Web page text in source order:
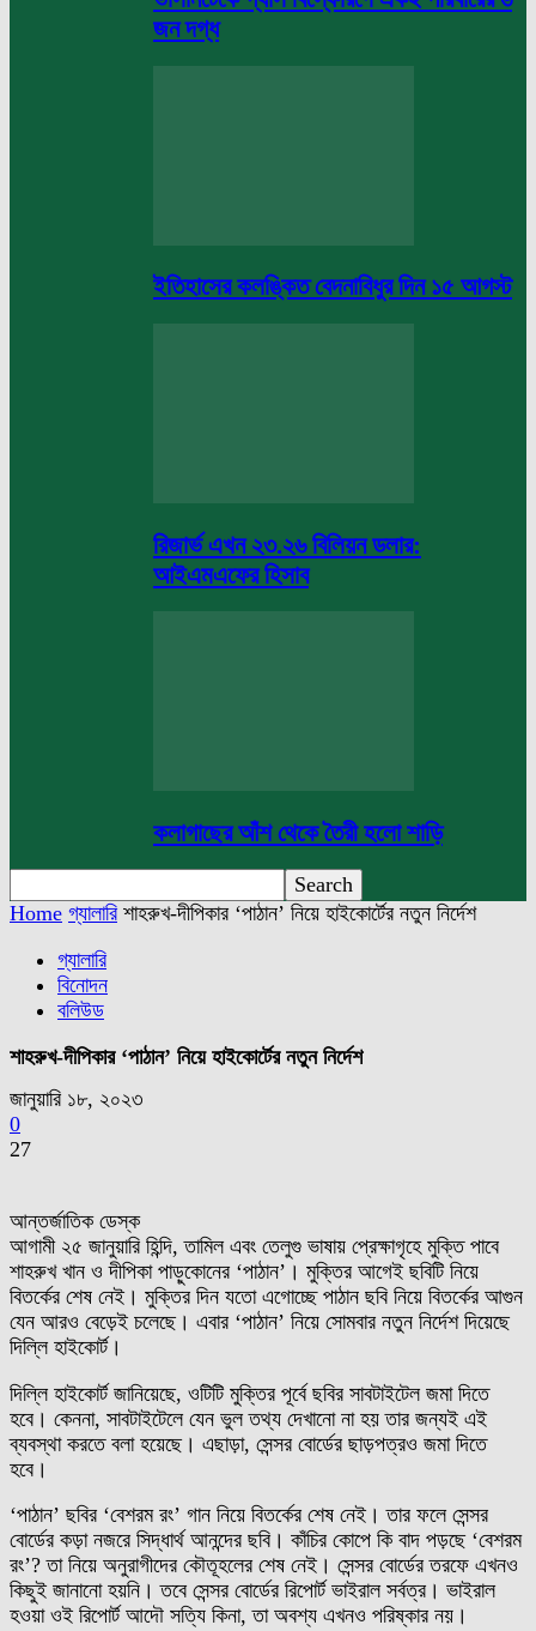
জন দগ্ধ
ইতিহাসের কলঙ্কিত বেদনাবিধুর দিন ১৫ আগস্ট
রিজার্ভ এখন ২৩.২৬ বিলিয়ন ডলার:
আইএমএফের হিসাব
কলাগাছের আঁশ থেকে তৈরী হলো শাড়ি
Home গ্যালারি শাহরুখ-দীপিকার ‘পাঠান’ নিয়ে হাইকোর্টের নতুন নির্দেশ
গ্যালারি
বিনোদন
বলিউড
শাহরুখ-দীপিকার ‘পাঠান’ নিয়ে হাইকোর্টের নতুন নির্দেশ
জানুয়ারি ১৮, ২০২৩
0
27
আন্তর্জাতিক ডেস্ক
আগামী ২৫ জানুয়ারি হিন্দি, তামিল এবং তেলুগু ভাষায় প্রেক্ষাগৃহে মুক্তি পাবে
শাহরুখ খান ও দীপিকা পাড়ুকোনের ‘পাঠান’। মুক্তির আগেই ছবিটি নিয়ে
বিতর্কের শেষ নেই। মুক্তির দিন যতো এগোচ্ছে পাঠান ছবি নিয়ে বিতর্কের আগুন
যেন আরও বেড়েই চলেছে। এবার ‘পাঠান’ নিয়ে সোমবার নতুন নির্দেশ দিয়েছে
দিল্লি হাইকোর্ট।
দিল্লি হাইকোর্ট জানিয়েছে, ওটিটি মুক্তির পূর্বে ছবির সাবটাইটেল জমা দিতে
হবে। কেননা, সাবটাইটেলে যেন ভুল তথ্য দেখানো না হয় তার জন্যই এই
ব্যবস্থা করতে বলা হয়েছে। এছাড়া, সেন্সর বোর্ডের ছাড়পত্রও জমা দিতে
হবে।
‘পাঠান’ ছবির ‘বেশরম রং’ গান নিয়ে বিতর্কের শেষ নেই। তার ফলে সেন্সর
বোর্ডের কড়া নজরে সিদ্ধার্থ আনন্দের ছবি। কাঁচির কোপে কি বাদ পড়ছে ‘বেশরম
রং’? তা নিয়ে অনুরাগীদের কৌতূহলের শেষ নেই। সেন্সর বোর্ডের তরফে এখনও
কিছুই জানানো হয়নি। তবে সেন্সর বোর্ডের রিপোর্ট ভাইরাল সর্বত্র। ভাইরাল
হওয়া ওই রিপোর্ট আদৌ সত্যি কিনা, তা অবশ্য এখনও পরিষ্কার নয়।